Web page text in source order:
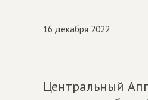
16 декабря 2022
Центральный